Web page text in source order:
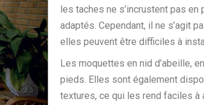
les taches ne s’incrustent pas
adaptés. Cependant, il ne s’agit
elles peuvent être difficiles à
Les moquettes en nid d’abeille,
pieds. Elles sont également
textures, ce qui les rend faciles